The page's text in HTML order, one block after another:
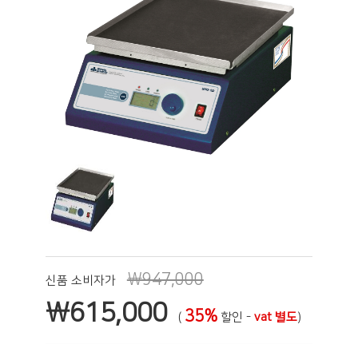
신품 소비자가 ₩947,000
₩615,000 ( 35%할인 - vat 별도)